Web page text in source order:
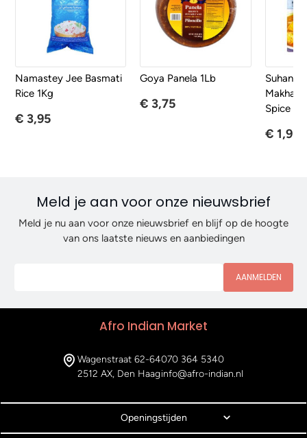
Namastey Jee Basmati
Rice 1Kg
€ 3,95
Goya Panela 1Lb
€ 3,75
Suhana
Spice
€ 1,95
Meld je aan voor onze nieuwsbrief
Meld je nu aan voor onze nieuwsbrief en blijf op de hoogte
van ons laatste nieuws en aanbiedingen
AANMELDEN
Afro Indian Market
Wagenstraat 62-64
2512 AX, Den Haag
070 364 5340
info@afro-indian.nl
Openingstijden